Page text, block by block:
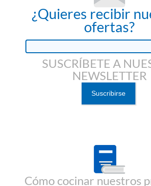
¿Quieres recibir
ofertas?
SUSCRÍBETE A
NEWSLETTER
Cómo cocinar nuestros